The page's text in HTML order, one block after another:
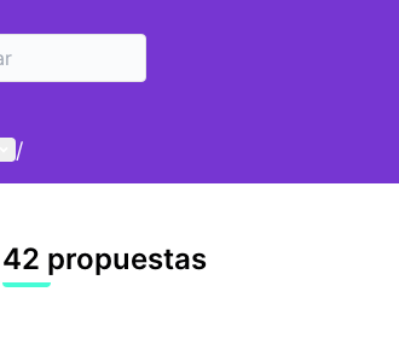
de usuario
/
42 propuestas